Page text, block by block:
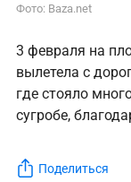
Фото: Baza.net
3 февраля на
вылетела с
где стояло
сугробе,
Поделиться